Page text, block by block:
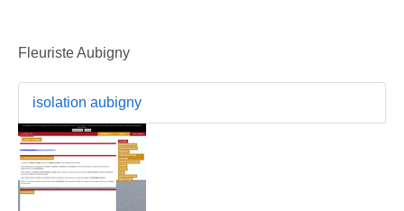
Fleuriste Aubigny
isolation aubigny